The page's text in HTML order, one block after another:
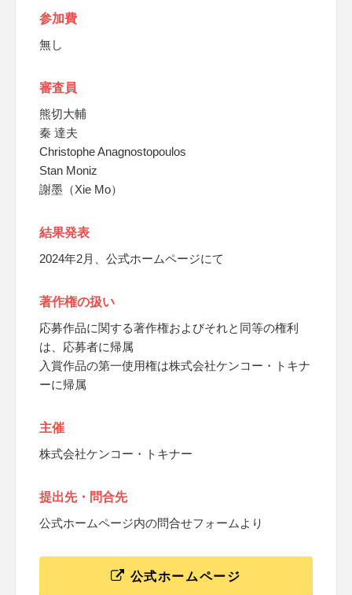
参加費
無し
審査員
熊切大輔
秦 達夫
Christophe Anagnostopoulos
Stan Moniz
謝墨（Xie Mo）
結果発表
2024年2月、公式ホームページにて
著作権の扱い
応募作品に関する著作権およびそれと同等の権利
は、応募者に帰属
入賞作品の第一使用権は株式会社ケンコー・トキナ
ーに帰属
主催
株式会社ケンコー・トキナー
提出先・問合先
公式ホームページ内の問合せフォームより
公式ホームページ